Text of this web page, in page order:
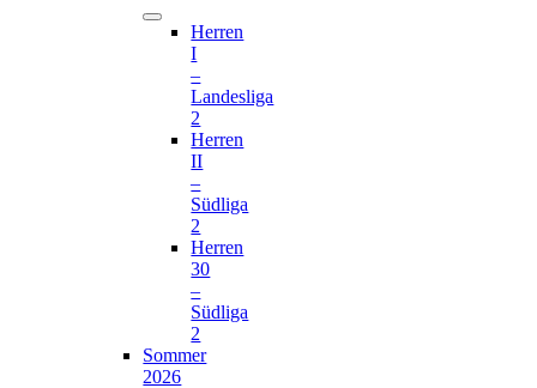
Herren
I
–
Landesliga
2
Herren
II
–
Südliga
2
Herren
30
–
Südliga
2
Sommer
2026